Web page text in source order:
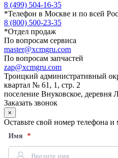
8 (499) 504-16-35
*Телефон в Москве и по всей
8 (800) 500-23-35
*Отдел продаж
По вопросам сервиса
master@xcmgru.com
По вопросам запчастей
zap@xcmgru.com
Троицкий административный
квартал № 61, 1, стр. 2
поселение Внуковское, деревня
Заказать звонок
×
Оставьте свой номер телефона
Имя